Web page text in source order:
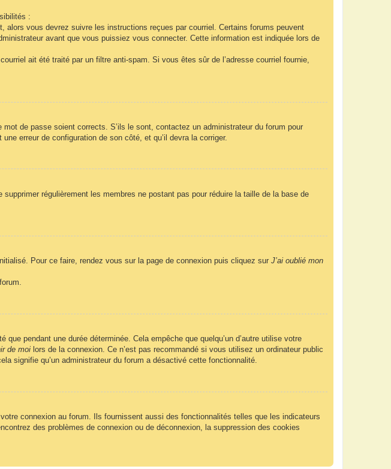
:
vous devrez suivre les instructions reçues par courriel. Certains forums peuvent
avant que vous puissiez vous connecter. Cette information est indiquée lors de
ait été traité par un filtre anti-spam. Si vous êtes sûr de l’adresse courriel fournie,
de passe soient corrects. S’ils le sont, contactez un administrateur du forum pour
erreur de configuration de son côté, et qu’il devra la corriger.
régulièrement les membres ne postant pas pour réduire la taille de la base de
Pour ce faire, rendez vous sur la page de connexion puis cliquez sur J’ai oublié mon
que pendant une durée déterminée. Cela empêche que quelqu’un d’autre utilise votre
de moi lors de la connexion. Ce n’est pas recommandé si vous utilisez un ordinateur public
signifie qu’un administrateur du forum a désactivé cette fonctionnalité.
connexion au forum. Ils fournissent aussi des fonctionnalités telles que les indicateurs
des problèmes de connexion ou de déconnexion, la suppression des cookies